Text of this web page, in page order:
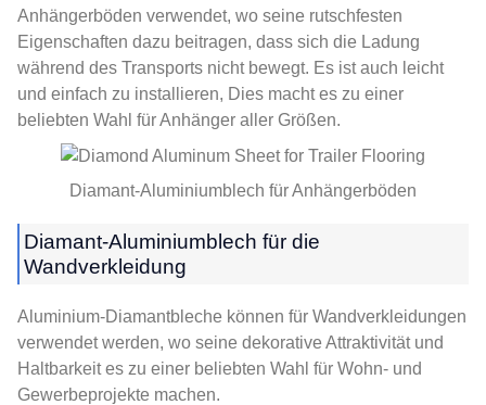
Anhängerböden verwendet, wo seine rutschfesten
Eigenschaften dazu beitragen, dass sich die Ladung
während des Transports nicht bewegt. Es ist auch leicht
und einfach zu installieren, Dies macht es zu einer
beliebten Wahl für Anhänger aller Größen.
Diamant-Aluminiumblech für Anhängerböden
Diamant-Aluminiumblech für die
Wandverkleidung
Aluminium-Diamantbleche können für Wandverkleidungen
verwendet werden, wo seine dekorative Attraktivität und
Haltbarkeit es zu einer beliebten Wahl für Wohn- und
Gewerbeprojekte machen.